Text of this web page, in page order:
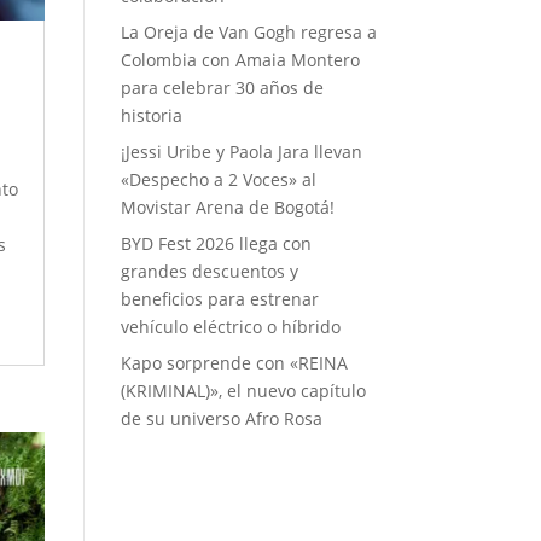
La Oreja de Van Gogh regresa a
Colombia con Amaia Montero
para celebrar 30 años de
historia
¡Jessi Uribe y Paola Jara llevan
«Despecho a 2 Voces» al
Movistar Arena de Bogotá!
BYD Fest 2026 llega con
grandes descuentos y
beneficios para estrenar
vehículo eléctrico o híbrido
Kapo sorprende con «REINA
(KRIMINAL)», el nuevo capítulo
de su universo Afro Rosa